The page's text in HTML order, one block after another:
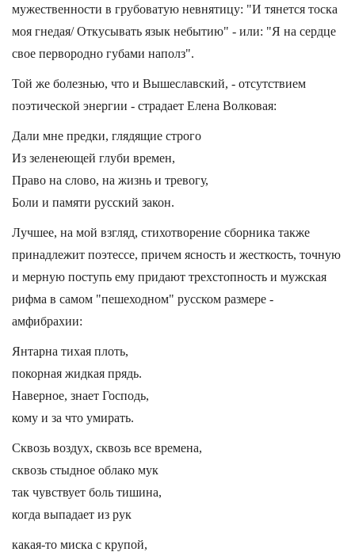
мужественности в грубоватую невнятицу: "И тянется тоска
моя гнедая/ Откусывать язык небытию" - или: "Я на сердце
свое первородно губами наполз".
Той же болезнью, что и Вышеславский, - отсутствием
поэтической энергии - страдает Елена Волковая:
Дали мне предки, глядящие строго
Из зеленеющей глуби времен,
Право на слово, на жизнь и тревогу,
Боли и памяти русский закон.
Лучшее, на мой взгляд, стихотворение сборника также
принадлежит поэтессе, причем ясность и жесткость, точную
и мерную поступь ему придают трехстопность и мужская
рифма в самом "пешеходном" русском размере -
амфибрахии:
Янтарна тихая плоть,
покорная жидкая прядь.
Наверное, знает Господь,
кому и за что умирать.
Сквозь воздух, сквозь все времена,
сквозь стыдное облако мук
так чувствует боль тишина,
когда выпадает из рук
какая-то миска с крупой,